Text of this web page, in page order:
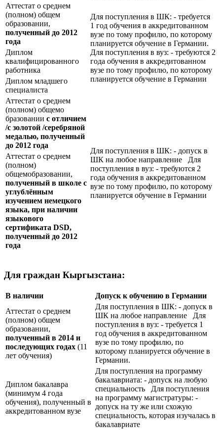
Аттестат о среднем
(полном) общем
образовании,
полученный до 2012
года
Для поступления в ШК: - требуется
1 год обучения в аккредитованном
вузе по тому профилю, по которому
планируется обучение в Германии.
Для поступления в вуз: - требуются 2
года обучения в аккредитованном
вузе по тому профилю, по которому
планируется обучение в Германии
Диплом
квалифицированного
работника
Диплом младшего
специалиста
Аттестат о среднем
(полном) общемо
бразовании с отличием
/с золотой /серебряной
медалью, полученный
до 2012 года
Для поступления в ШК: - допуск в
ШК на любое направление Для
поступления в вуз: - требуются 2
года обучения в аккредитованном
вузе по тому профилю, по которому
планируется обучение в Германии
Аттестат о среднем
(полном)
общемобразовании,
полученный в школе с
углублённым
изучением немецкого
языка, при наличии
языкового
сертификата DSD,
полученный до 2012
года
Для граждан Кыргызстана:
В наличии
Допуск к обучению в Германии
Аттестат о среднем
(полном) общем
образовании,
полученный в 2014 и
последующих годах (11
лет обучения)
Для поступления в ШК: - допуск в
ШК на любое направление Для
поступления в вуз: - требуется 1
год обучения в аккредитованном
вузе по тому профилю, по
которому планируется обучение в
Германии.
Диплом бакалавра
(минимум 4 года
обучения), полученный в
аккредитованном вузе
Для поступления на программу
бакалавриата: - допуск на любую
специальность Для поступления
на программу магистратуры: -
допуск на ту же или схожую
специальность, которая изучалась в
бакалавриате